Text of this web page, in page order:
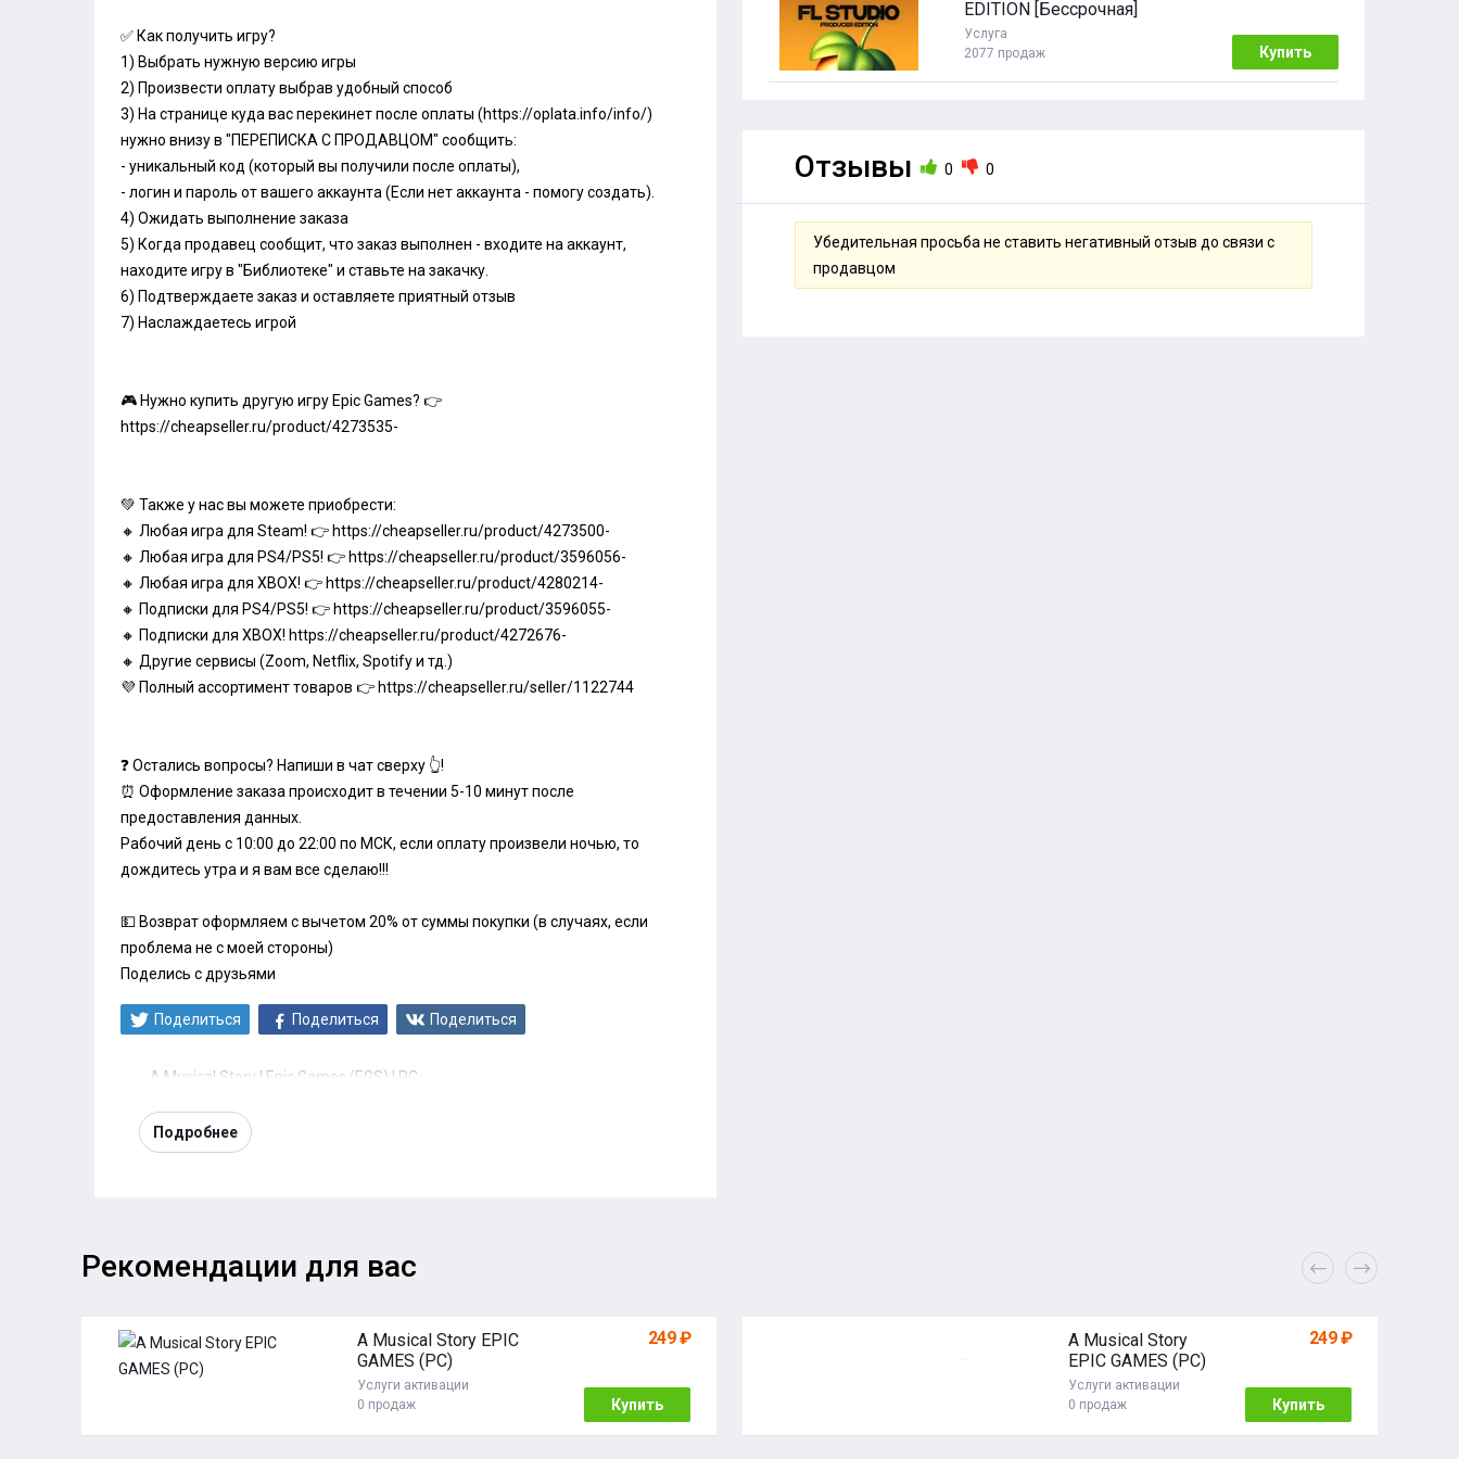
✅ Как получить игру?
1) Выбрать нужную версию игры
2) Произвести оплату выбрав удобный способ
3) На странице куда вас перекинет после оплаты (https://oplata.info/info/)
нужно внизу в "ПЕРЕПИСКА С ПРОДАВЦОМ" сообщить:
- уникальный код (который вы получили после оплаты),
- логин и пароль от вашего аккаунта (Если нет аккаунта - помогу создать).
4) Ожидать выполнение заказа
5) Когда продавец сообщит, что заказ выполнен - входите на аккаунт,
находите игру в "Библиотеке" и ставьте на закачку.
6) Подтверждаете заказ и оставляете приятный отзыв
7) Наслаждаетесь игрой
🎮 Нужно купить другую игру Epic Games? 👉
https://cheapseller.ru/product/4273535-
💚 Также у нас вы можете приобрести:
🔸 Любая игра для Steam! 👉 https://cheapseller.ru/product/4273500-
🔸 Любая игра для PS4/PS5! 👉 https://cheapseller.ru/product/3596056-
🔸 Любая игра для XBOX! 👉 https://cheapseller.ru/product/4280214-
🔸 Подписки для PS4/PS5! 👉 https://cheapseller.ru/product/3596055-
🔸 Подписки для XBOX! https://cheapseller.ru/product/4272676-
🔸 Другие сервисы (Zoom, Netflix, Spotify и тд.)
💜 Полный ассортимент товаров 👉 https://cheapseller.ru/seller/1122744
❓ Остались вопросы? Напиши в чат сверху 👆!
⏰ Оформление заказа происходит в течении 5-10 минут после
предоставления данных.
Рабочий день с 10:00 до 22:00 по МСК, если оплату произвели ночью, то
дождитесь утра и я вам все сделаю!!!
💵 Возврат оформляем с вычетом 20% от суммы покупки (в случаях, если
проблема не с моей стороны)
Поделись с друзьями
Поделиться Поделиться Поделиться
A Musical Story | Epic Games (EGS) | PC
Подробнее
EDITION [Бессрочная]
Услуга
2077 продаж
Купить
Отзывы 0 0
Убедительная просьба не ставить негативный отзыв до связи с
продавцом
Рекомендации для вас
A Musical Story EPIC
GAMES (PC)
Услуги активации
0 продаж
249 ₽
Купить
A Musical Story
EPIC GAMES (PC)
Услуги активации
0 продаж
249 ₽
Купить